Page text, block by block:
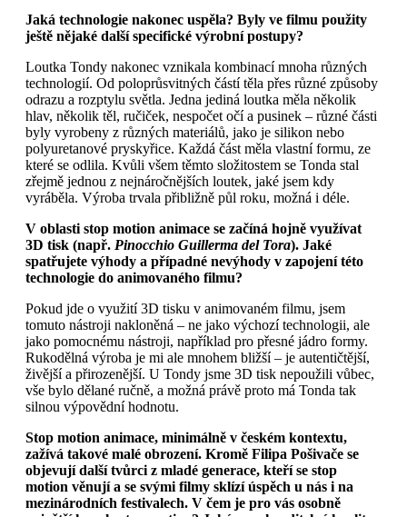
Jaká technologie nakonec uspěla? Byly ve filmu použity
ještě nějaké další specifické výrobní postupy?
Loutka Tondy nakonec vznikala kombinací mnoha různých
technologií. Od poloprůsvitných částí těla přes různé způsoby
odrazu a rozptylu světla. Jedna jediná loutka měla několik
hlav, několik těl, ručiček, nespočet očí a pusinek – různé části
byly vyrobeny z různých materiálů, jako je silikon nebo
polyuretanové pryskyřice. Každá část měla vlastní formu, ze
které se odlila. Kvůli všem těmto složitostem se Tonda stal
zřejmě jednou z nejnáročnějších loutek, jaké jsem kdy
vyráběla. Výroba trvala přibližně půl roku, možná i déle.
V oblasti stop motion animace se začíná hojně využívat
3D tisk (např.Pinocchio Guillerma del Tora). Jaké
spatřujete výhody a případné nevýhody v zapojení této
technologie do animovaného filmu?
Pokud jde o využití 3D tisku v animovaném filmu, jsem
tomuto nástroji nakloněná – ne jako výchozí technologii, ale
jako pomocnému nástroji, například pro přesné jádro formy.
Rukodělná výroba je mi ale mnohem bližší – je autentičtější,
živější a přirozenější. U Tondy jsme 3D tisk nepoužili vůbec,
vše bylo dělané ručně, a možná právě proto má Tonda tak
silnou výpovědní hodnotu.
Stop motion animace, minimálně v českém kontextu,
zažívá takové malé obrození. Kromě Filipa Pošivače se
objevují další tvůrci z mladé generace, kteří se stop
motion věnují a se svými filmy sklízí úspěch u nás i na
mezinárodních festivalech. V čem je pro vás osobně